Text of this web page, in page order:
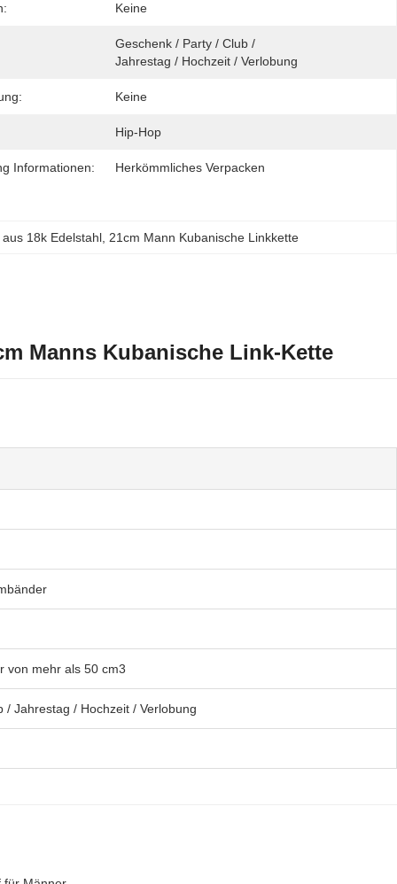
Keine
Geschenk / Party / Club /
Jahrestag / Hochzeit / Verlobung
Keine
Hip-Hop
Informationen: Herkömmliches Verpacken
18k Edelstahl 21cm Mann Kubanische Linkkette
Manns Kubanische Link-Kette
von mehr als 50 cm3
/ Jahrestag / Hochzeit / Verlobung